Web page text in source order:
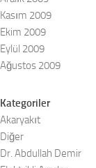
Kasım 2009
Ekim 2009
Eylül 2009
Ağustos 2009
Kategoriler
Akaryakıt
Diğer
Dr. Abdullah Demir